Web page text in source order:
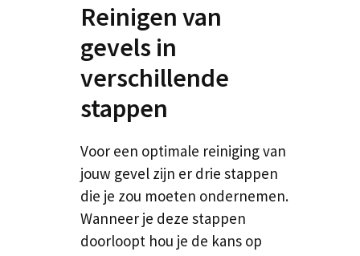
Reinigen van
gevels in
verschillende
stappen
Voor een optimale reiniging van
jouw gevel zijn er drie stappen
die je zou moeten ondernemen.
Wanneer je deze stappen
doorloopt hou je de kans op